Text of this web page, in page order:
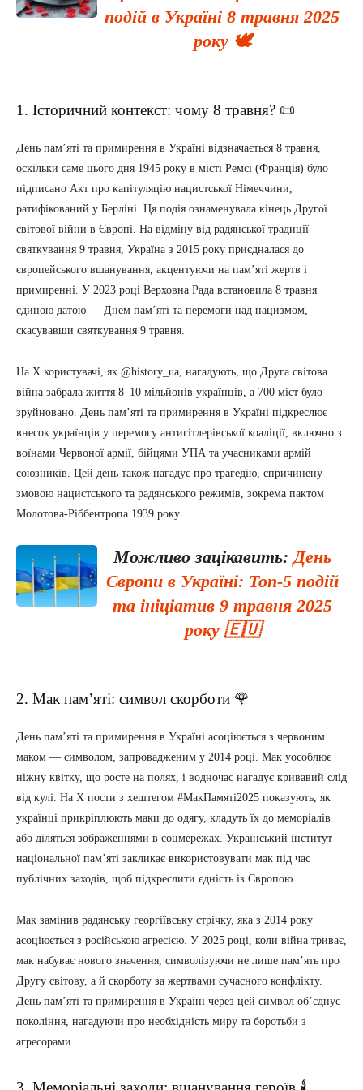
подій в Україні 8 травня 2025
року 🕊️
1. Історичний контекст: чому 8 травня? 📜
День пам’яті та примирення в Україні відзначається 8 травня,
оскільки саме цього дня 1945 року в місті Ремсі (Франція) було
підписано Акт про капітуляцію нацистської Німеччини,
ратифікований у Берліні. Ця подія ознаменувала кінець Другої
світової війни в Європі. На відміну від радянської традиції
святкування 9 травня, Україна з 2015 року приєдналася до
європейського вшанування, акцентуючи на пам’яті жертв і
примиренні. У 2023 році Верховна Рада встановила 8 травня
єдиною датою — Днем пам’яті та перемоги над нацизмом,
скасувавши святкування 9 травня.
На X користувачі, як @history_ua, нагадують, що Друга світова
війна забрала життя 8–10 мільйонів українців, а 700 міст було
зруйновано. День пам’яті та примирення в Україні підкреслює
внесок українців у перемогу антигітлерівської коаліції, включно з
воїнами Червоної армії, бійцями УПА та учасниками армій
союзників. Цей день також нагадує про трагедію, спричинену
змовою нацистського та радянського режимів, зокрема пактом
Молотова-Ріббентропа 1939 року.
Можливо зацікавить:День
Європи в Україні: Топ-5 подій
та ініціатив 9 травня 2025
року 🇪🇺
2. Мак пам’яті: символ скорботи 🌹
День пам’яті та примирення в Україні асоціюється з червоним
маком — символом, запровадженим у 2014 році. Мак уособлює
ніжну квітку, що росте на полях, і водночас нагадує кривавий слід
від кулі. На X пости з хештегом #МакПамяті2025 показують, як
українці прикріплюють маки до одягу, кладуть їх до меморіалів
або діляться зображеннями в соцмережах. Український інститут
національної пам’яті закликає використовувати мак під час
публічних заходів, щоб підкреслити єдність із Європою.
Мак замінив радянську георгіївську стрічку, яка з 2014 року
асоціюється з російською агресією. У 2025 році, коли війна триває,
мак набуває нового значення, символізуючи не лише пам’ять про
Другу світову, а й скорботу за жертвами сучасного конфлікту.
День пам’яті та примирення в Україні через цей символ об’єднує
покоління, нагадуючи про необхідність миру та боротьби з
агресорами.